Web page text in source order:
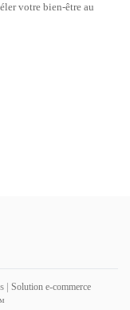
votre bien-être au
| Solution e-commerce